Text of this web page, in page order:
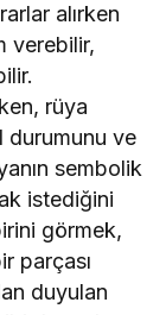
alırken
verebilir,
rüya
durumunu ve
sembolik
istediğini
görmek,
parçası
duyulan